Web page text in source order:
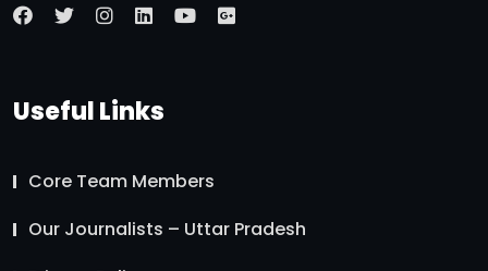
Useful Links
Core Team Members
Our Journalists – Uttar Pradesh